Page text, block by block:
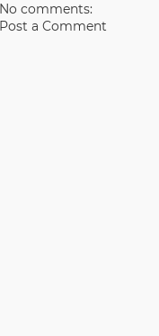
No comments:
Post a Comment